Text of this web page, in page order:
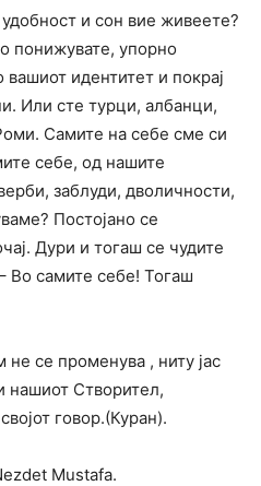
и сон вие живеете?
понижувате, упорно
идентитет и покрај
Или сте турци, албанци,
Самите на себе сме си
себе, од нашите
заблуди, дволичности,
Постојано се
Дури и тогаш се чудите
Во самите себе! Тогаш
се променува , ниту јас
нашиот Створител,
говор.(Куран).
Mustafa.